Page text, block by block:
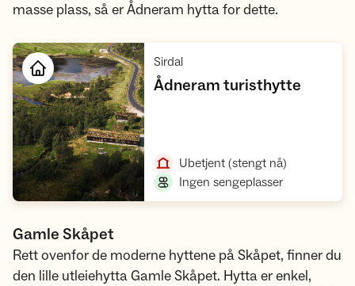
masse plass, så er Ådneram hytta for dette.
Sirdal,
Ådneram turisthytte
Ubetjent (stengt nå)
Ingen sengeplasser,
Gamle Skåpet
Rett ovenfor de moderne hyttene på Skåpet, finner du
den lille utleiehytta Gamle Skåpet. Hytta er enkel,